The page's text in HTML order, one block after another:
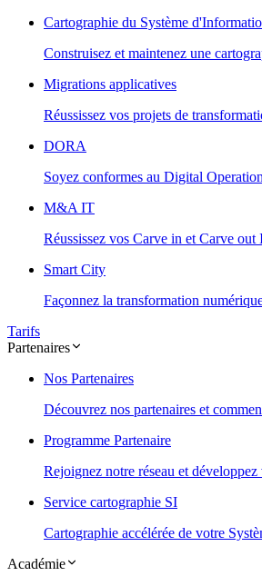
Cartographie du Système
Construisez et maintenez une
Migrations applicatives
Réussissez vos projets de
DORA
Soyez conformes au Digital
M&A IT
Réussissez vos Carve in et Carve out
Smart City
Façonnez la transformation
Tarifs
Partenaires
Nos Partenaires
Découvrez nos partenaires et
Programme Partenaire
Rejoignez notre réseau et
Service cartographie SI
Cartographie accélérée de votre
Académie